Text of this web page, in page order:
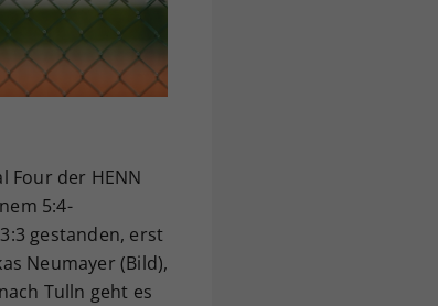
Four der HENN
5:4-
gestanden, erst
Neumayer (Bild),
Tulln geht es
falls der
eingestellt hat.